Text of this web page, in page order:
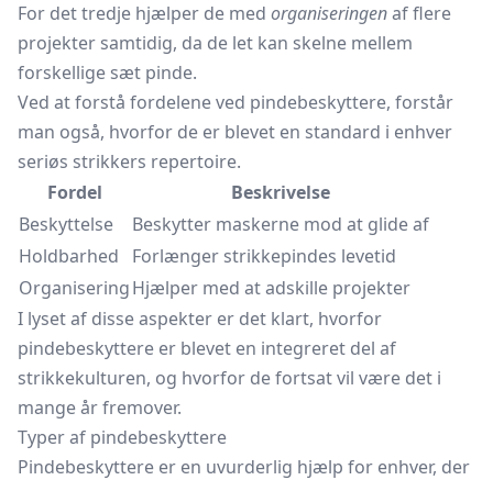
For det tredje hjælper de med organiseringenaf flere
projekter samtidig, da de let kan skelne mellem
forskellige sæt pinde.
Ved at forstå fordelene ved pindebeskyttere, forstår
man også, hvorfor de er blevet en standard i enhver
seriøs strikkers repertoire.
Fordel
Beskrivelse
Beskyttelse
Beskytter maskerne mod at glide af
Holdbarhed
Forlænger strikkepindes levetid
OrganiseringHjælper med at adskille projekter
I lyset af disse aspekter er det klart, hvorfor
pindebeskyttere er blevet en integreret del af
strikkekulturen, og hvorfor de fortsat vil være det i
mange år fremover.
Typer af pindebeskyttere
Pindebeskyttere er en uvurderlig hjælp for enhver, der